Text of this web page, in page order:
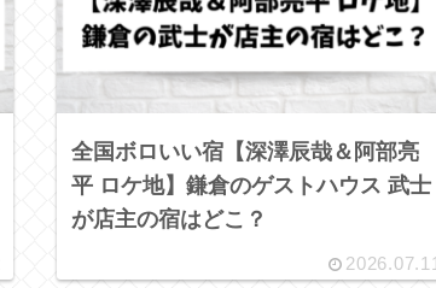
全国ボロいい宿【深澤辰哉＆阿部亮
平 ロケ地】鎌倉のゲストハウス 武士
が店主の宿はどこ？
2026.07.11